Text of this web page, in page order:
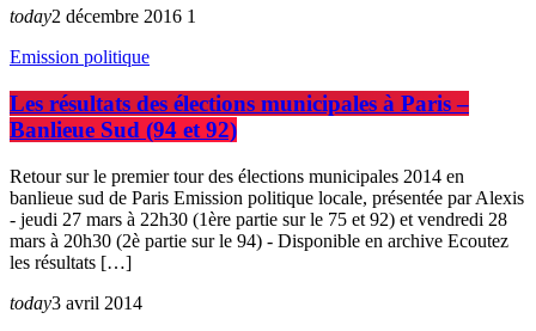
today2 décembre 2016 1
Emission politique
Les résultats des élections municipales à Paris –
Banlieue Sud (94 et 92)
Retour sur le premier tour des élections municipales 2014 en
banlieue sud de Paris Emission politique locale, présentée par Alexis
- jeudi 27 mars à 22h30 (1ère partie sur le 75 et 92) et vendredi 28
mars à 20h30 (2è partie sur le 94) - Disponible en archive Ecoutez
les résultats […]
today3 avril 2014